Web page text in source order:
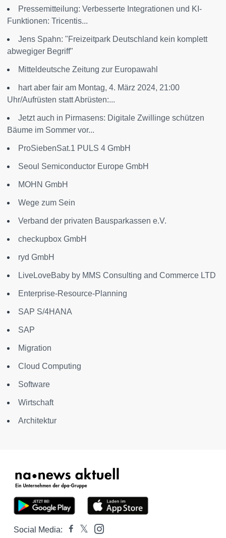
Pressemitteilung: Verbesserte Integrationen und KI-
Funktionen: Tricentis...
Jens Spahn: "Freizeitpark Deutschland kein komplett
abwegiger Begriff"
Mitteldeutsche Zeitung zur Europawahl
hart aber fair am Montag, 4. März 2024, 21:00
Uhr/Aufrüsten statt Abrüsten:...
Jetzt auch in Pirmasens: Digitale Zwillinge schützen
Bäume im Sommer vor...
ProSiebenSat.1 PULS 4 GmbH
Seoul Semiconductor Europe GmbH
MOHN GmbH
Wege zum Sein
Verband der privaten Bausparkassen e.V.
checkupbox GmbH
ryd GmbH
LiveLoveBaby by MMS Consulting and Commerce LTD
Enterprise-Resource-Planning
SAP S/4HANA
SAP
Migration
Cloud Computing
Software
Wirtschaft
Architektur
Social Media: